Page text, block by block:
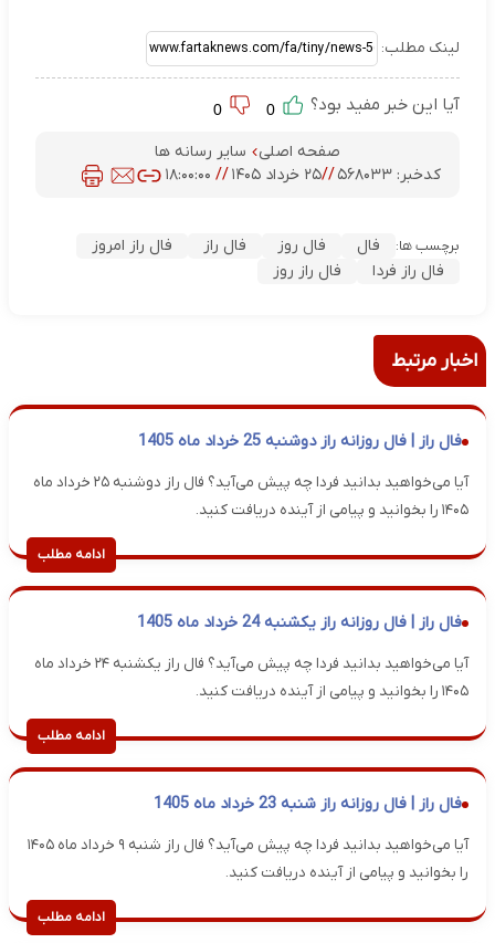
لینک مطلب:
آیا این خبر مفید بود؟
صفحه اصلی
سایر رسانه ها
کدخبر:۵۶۸۰۳۳ //۲۵ خرداد ۱۴۰۵ // ۱۸:۰۰:۰۰
برچسب ها: فال فال روز فال راز
فال راز امروز
فال راز فردا
فال راز روز
اخبار مرتبط
فال راز | فال روزانه راز دوشنبه 25 خرداد ماه 1405
آیا می‌خواهید بدانید فردا چه پیش می‌آید؟ فال راز دوشنبه ۲۵ خرداد ماه
۱۴۰۵ را بخوانید و پیامی از آینده دریافت کنید.
ادامه مطلب
فال راز | فال روزانه راز یکشنبه 24 خرداد ماه 1405
آیا می‌خواهید بدانید فردا چه پیش می‌آید؟ فال راز یکشنبه ۲۴ خرداد ماه
۱۴۰۵ را بخوانید و پیامی از آینده دریافت کنید.
ادامه مطلب
فال راز | فال روزانه راز شنبه 23 خرداد ماه 1405
آیا می‌خواهید بدانید فردا چه پیش می‌آید؟ فال راز شنبه ۹ خرداد ماه ۱۴۰۵
را بخوانید و پیامی از آینده دریافت کنید.
ادامه مطلب